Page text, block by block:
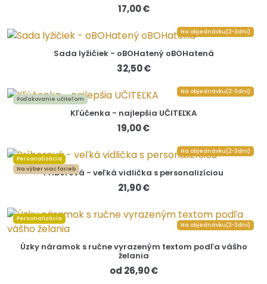
17,00 €
Na objednávku(2-3dni)
Sada lyžičiek - oBOHatený oBOHatená
32,50 €
Poďakovanie učiteľom
Na objednávku(2-3dni)
Kľúčenka - najlepšia UČITEĽKA
19,00 €
Personalizácia
Na výber viac farieb
Na objednávku(2-3dni)
Príborová - veľká vidlička s personalizíciou
21,90 €
Personalizácia
Na objednávku(2-3dni)
Úzky náramok s ručne vyrazeným textom podľa vášho
želania
od 26,90 €